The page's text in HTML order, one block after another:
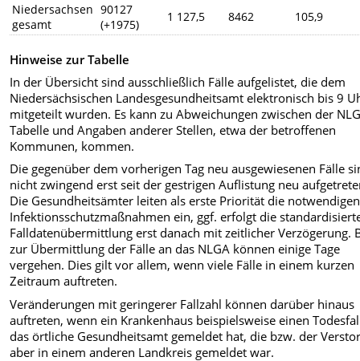
Niedersachsen
gesamt
90127
(+1975)
1 127,5 8462 105,9
Hinweise zur Tabelle
In der Übersicht sind ausschließlich Fälle aufgelistet, die dem
Niedersächsischen Landesgesundheitsamt elektronisch bis 9
mitgeteilt wurden. Es kann zu Abweichungen zwischen der
Tabelle und Angaben anderer Stellen, etwa der betroffenen
Kommunen, kommen.
Die gegenüber dem vorherigen Tag neu ausgewiesenen Fälle
nicht zwingend erst seit der gestrigen Auflistung neu
Die Gesundheitsämter leiten als erste Priorität die notwendigen
Infektionsschutzmaßnahmen ein, ggf. erfolgt die
Falldatenübermittlung erst danach mit zeitlicher Verzögerung.
zur Übermittlung der Fälle an das NLGA können einige Tage
vergehen. Dies gilt vor allem, wenn viele Fälle in einem kurzen
Zeitraum auftreten.
Veränderungen mit geringerer Fallzahl können darüber hinaus
auftreten, wenn ein Krankenhaus beispielsweise einen
das örtliche Gesundheitsamt gemeldet hat, die bzw. der
aber in einem anderen Landkreis gemeldet war.